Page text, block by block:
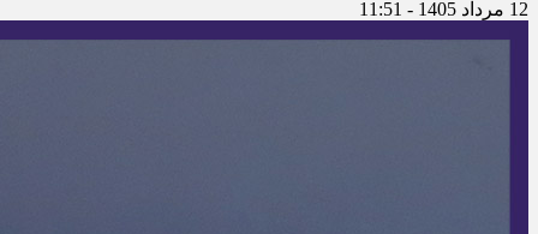
12 مرداد 1405 - 11:51